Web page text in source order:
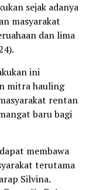
sejak adanya
masyarakat
dan lima
ini
mitra hauling
rentan
baru bagi
membawa
terutama
Silvina.